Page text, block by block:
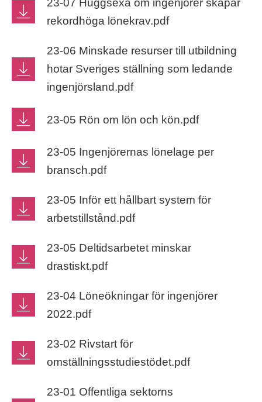
23-07 Huggsexa om ingenjörer skapar
rekordhöga lönekrav.pdf
23-06 Minskade resurser till utbildning
hotar Sveriges ställning som ledande
ingenjörsland.pdf
23-05 Rön om lön och kön.pdf
23-05 Ingenjörernas lönelage per
bransch.pdf
23-05 Inför ett hållbart system för
arbetstillstånd.pdf
23-05 Deltidsarbetet minskar
drastiskt.pdf
23-04 Löneökningar för ingenjörer
2022.pdf
23-02 Rivstart för
omställningsstudiestödet.pdf
23-01 Offentliga sektorns